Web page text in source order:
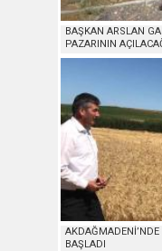
BAŞKAN ARSLAN
PAZARININ
BAŞLADI